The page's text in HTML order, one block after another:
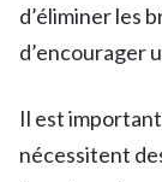
d’éliminer les
d’encourager
Il est
nécessitent